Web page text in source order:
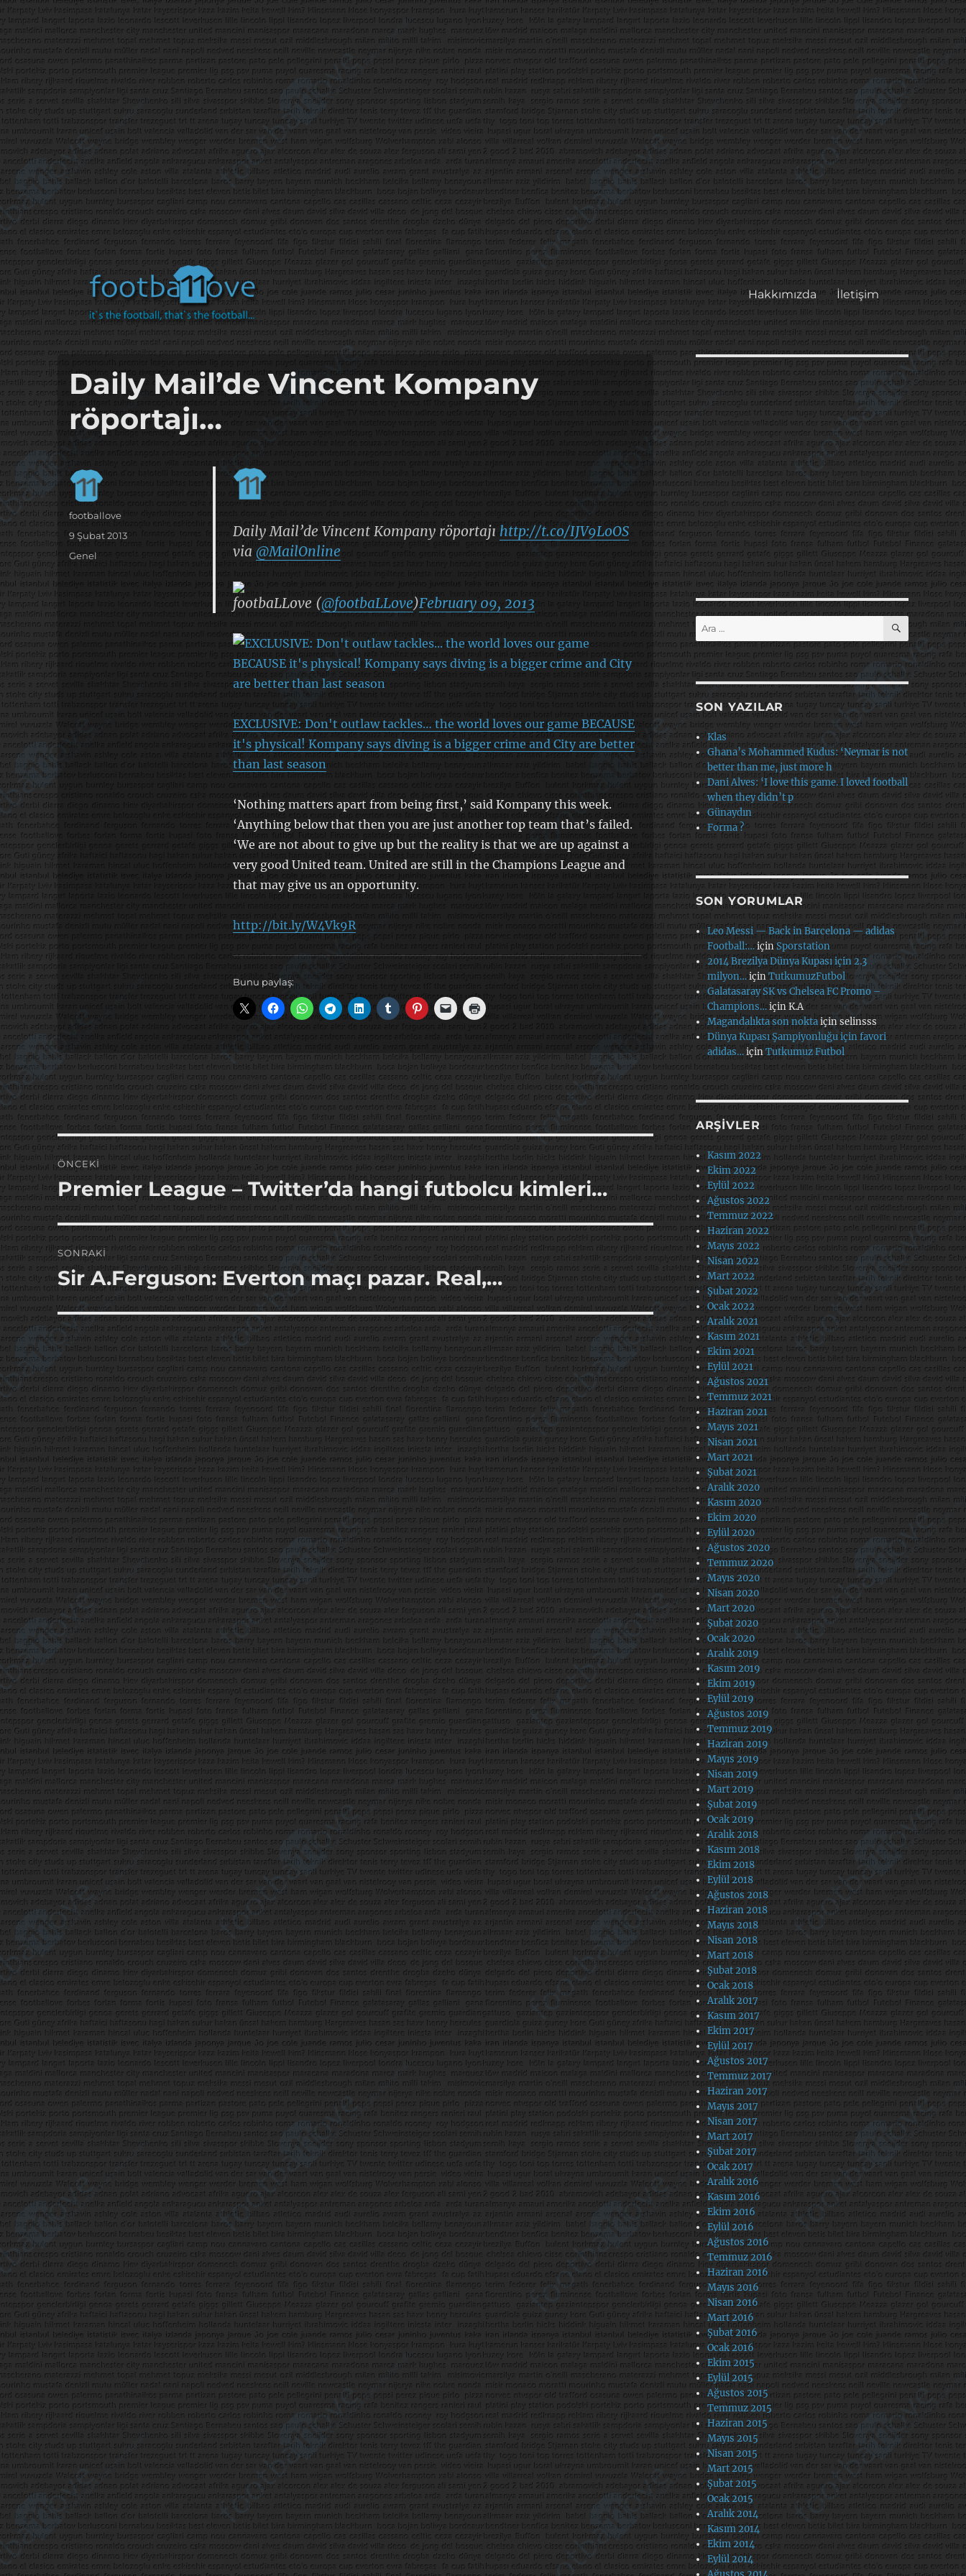
footbaLLove
it's the football, that's the football…
Hakkımızda İletişim
Daily Mail’de Vincent Kompany
röportajı…
Daily Mail’de Vincent Kompany röportajı http://t.co/IJV9LoOS
via@MailOnline
footbaLLove (@footbaLLove)February 09, 2013
EXCLUSIVE: Don't outlaw tackles… the world loves our game BECAUSE
it's physical! Kompany says diving is a bigger crime and City are better
than last season
‘Nothing matters apart from being first,’ said Kompany this week.
‘Anything below that then you are just another top team that’s failed.
‘We are not about to give up but the reality is that we are up against a
very good United team. United are still in the Champions League and
that may give us an opportunity.
http://bit.ly/W4Vk9R
Bunu paylaş:
Yazar
footballove
Yayın
tarihi
9 Şubat 2013
Kategoriler
Genel
Yazı
gezinmesi
ÖNCEKI
Önceki
yazı:
Premier League – Twitter’da hangi futbolcu kimleri…
SONRAKI
Sonraki
yazı:
Sir A.Ferguson: Everton maçı pazar. Real,…
Ara: ARA
SON YAZILAR
Klas
Ghana’s Mohammed Kudus: ‘Neymar is not
better than me, just more h
Dani Alves: ‘I love this game. I loved football
when they didn’t p
Günaydın
Forma ?
SON YORUMLAR
Leo Messi — Back in Barcelona — adidas
Football:…içinSporstation
2014 Brezilya Dünya Kupası için 2.3
milyon…içinTutkumuzFutbol
Galatasaray SK vs Chelsea FC Promo –
Champions…içinK.A
Magandalıkta son noktaiçinselinsss
Dünya Kupası Şampiyonluğu için favori
adidas…içinTutkumuz Futbol
ARŞIVLER
Kasım 2022
Ekim 2022
Eylül 2022
Ağustos 2022
Temmuz 2022
Haziran 2022
Mayıs 2022
Nisan 2022
Mart 2022
Şubat 2022
Ocak 2022
Aralık 2021
Kasım 2021
Ekim 2021
Eylül 2021
Ağustos 2021
Temmuz 2021
Haziran 2021
Mayıs 2021
Nisan 2021
Mart 2021
Şubat 2021
Aralık 2020
Kasım 2020
Ekim 2020
Eylül 2020
Ağustos 2020
Temmuz 2020
Mayıs 2020
Nisan 2020
Mart 2020
Şubat 2020
Ocak 2020
Aralık 2019
Kasım 2019
Ekim 2019
Eylül 2019
Ağustos 2019
Temmuz 2019
Haziran 2019
Mayıs 2019
Nisan 2019
Mart 2019
Şubat 2019
Ocak 2019
Aralık 2018
Kasım 2018
Ekim 2018
Eylül 2018
Ağustos 2018
Haziran 2018
Mayıs 2018
Nisan 2018
Mart 2018
Şubat 2018
Ocak 2018
Aralık 2017
Kasım 2017
Ekim 2017
Eylül 2017
Ağustos 2017
Temmuz 2017
Haziran 2017
Mayıs 2017
Nisan 2017
Mart 2017
Şubat 2017
Ocak 2017
Aralık 2016
Kasım 2016
Ekim 2016
Eylül 2016
Ağustos 2016
Temmuz 2016
Haziran 2016
Mayıs 2016
Nisan 2016
Mart 2016
Şubat 2016
Ocak 2016
Ekim 2015
Eylül 2015
Ağustos 2015
Temmuz 2015
Haziran 2015
Mayıs 2015
Nisan 2015
Mart 2015
Şubat 2015
Ocak 2015
Aralık 2014
Kasım 2014
Ekim 2014
Eylül 2014